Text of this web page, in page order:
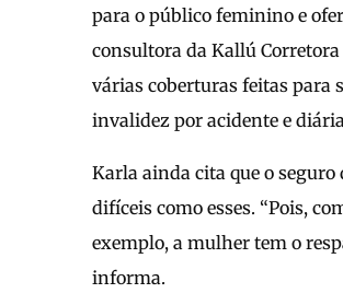
para o público feminino e
consultora da Kallú
várias coberturas feitas para
invalidez por acidente e
Karla ainda cita que o
difíceis como esses. “Pois,
exemplo, a mulher tem o
informa.